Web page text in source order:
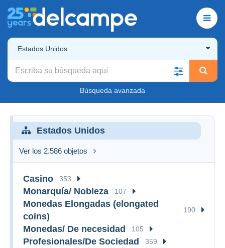
Estados Unidos
Búsqueda avanzada
Estados Unidos
Ver los 2.586 objetos
Casino 353
Monarquía/ Nobleza 107
Monedas Elongadas (elongated
coins)
190
Monedas/ De necesidad 105
Profesionales/De Sociedad 359